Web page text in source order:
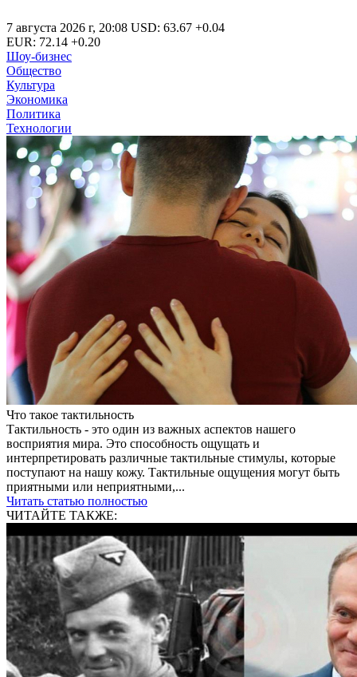
7 августа 2026 г, 20:08 USD: 63.67 +0.04
EUR: 72.14 +0.20
Шоу-бизнес
Общество
Культура
Экономика
Политика
Технологии
Что такое тактильность
Тактильность - это один из важных аспектов нашего
восприятия мира. Это способность ощущать и
интерпретировать различные тактильные стимулы, которые
поступают на нашу кожу. Тактильные ощущения могут быть
приятными или неприятными,...
Читать статью полностью
ЧИТАЙТЕ ТАКЖЕ: